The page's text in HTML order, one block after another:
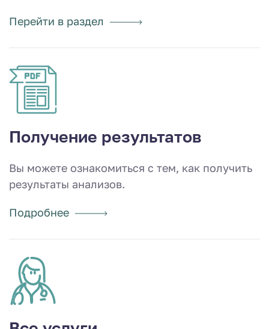
Перейти в раздел
Получение результатов
Вы можете ознакомиться с тем, как получить
результаты анализов.
Подробнее